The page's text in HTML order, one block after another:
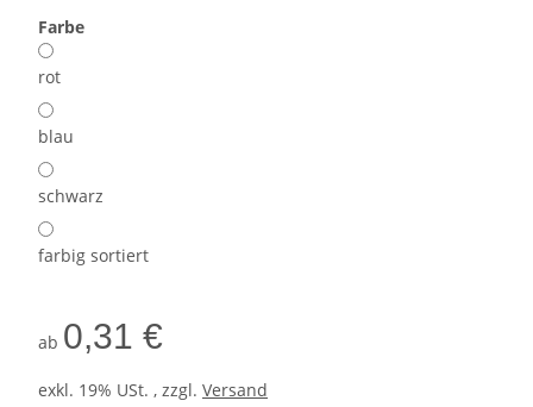
Farbe
rot
blau
schwarz
farbig sortiert
ab 0,31 €
exkl. 19% USt. , zzgl. Versand